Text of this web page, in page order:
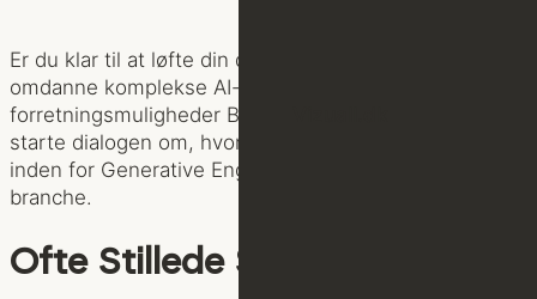
Er du klar til at løfte din digitale tilstedeværelse og
omdanne komplekse AI-udfordringer til konkrete
forretningsmuligheder Besøg
starte dialogen om, hvordan du kan blive frontløber
inden for Generative Engine Optimization i din
branche.
Ofte Stillede Spørgsmål